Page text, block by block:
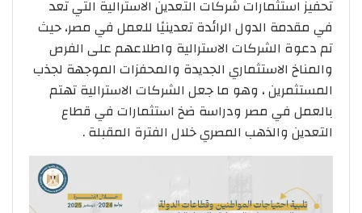
تحفيز استثمارات شركات التعدين الاسترالية التي تعد
في مقدمة الدول الرائدة تعدينيًا للعمل في مصر، حيث
تم دعوة الشركات الاسترالية واطلاعهم على الفرص
والمناخ الاستثماري الجديدة والمحفزات الموجهة لجذب
المستثمرين ، وهو ما جعل الشركات الاسترالية تهتم
بالعمل في مصر ودراسة ضخ استثمارات في قطاع
التعدين والذهب المصري خلال الفترة المقبلة .